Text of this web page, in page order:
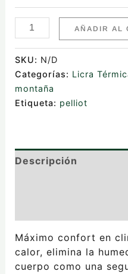
AÑADIR AL
SKU: N/D
Categorías: Licra
montaña
Etiqueta: pelliot
Descripción
Máximo confort en
calor, elimina la
cuerpo como una